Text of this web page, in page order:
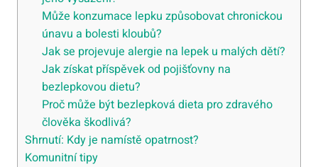
Může konzumace lepku způsobovat chronickou
únavu a bolesti kloubů?
Jak se projevuje alergie na lepek u malých dětí?
Jak získat příspěvek od pojišťovny na
bezlepkovou dietu?
Proč může být bezlepková dieta pro zdravého
člověka škodlivá?
Shrnutí: Kdy je namístě opatrnost?
Komunitní tipy